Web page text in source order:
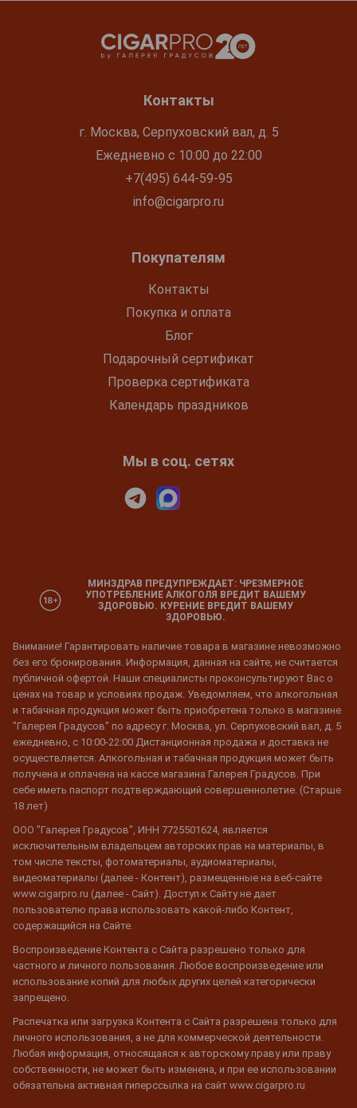
Контакты
г. Москва, Серпуховский вал, д. 5
Ежедневно с 10:00 до 22:00
+7(495) 644-59-95
info@cigarpro.ru
Покупателям
Контакты
Покупка и оплата
Блог
Подарочный сертификат
Проверка сертификата
Календарь праздников
Мы в соц. сетях
МИНЗДРАВ ПРЕДУПРЕЖДАЕТ: ЧРЕЗМЕРНОЕ
УПОТРЕБЛЕНИЕ АЛКОГОЛЯ ВРЕДИТ ВАШЕМУ
ЗДОРОВЬЮ. КУРЕНИЕ ВРЕДИТ ВАШЕМУ
ЗДОРОВЬЮ.
Внимание! Гарантировать наличие товара в магазине невозможно
без его бронирования. Информация, данная на сайте, не считается
публичной офертой. Наши специалисты проконсультируют Вас о
ценах на товар и условиях продаж. Уведомляем, что алкогольная
и табачная продукция может быть приобретена только в магазине
"Галерея Градусов" по адресу г. Москва, ул. Серпуховский вал, д. 5
ежедневно, с 10:00-22:00 Дистанционная продажа и доставка не
осуществляется. Алкогольная и табачная продукция может быть
получена и оплачена на кассе магазина Галерея Градусов. При
себе иметь паспорт подтверждающий совершеннолетие. (Старше
18 лет)
ООО "Галерея Градусов", ИНН 7725501624, является
исключительным владельцем авторских прав на материалы, в
том числе тексты, фотоматериалы, аудиоматериалы,
видеоматериалы (далее - Контент), размещенные на веб-сайте
www.cigarpro.ru (далее - Сайт). Доступ к Сайту не дает
пользователю права использовать какой-либо Контент,
содержащийся на Сайте.
Воспроизведение Контента с Сайта разрешено только для
частного и личного пользования. Любое воспроизведение или
использование копий для любых других целей категорически
запрещено.
Распечатка или загрузка Контента с Сайта разрешена только для
личного использования, а не для коммерческой деятельности.
Любая информация, относящаяся к авторскому праву или праву
собственности, не может быть изменена, и при ее использовании
обязательна активная гиперссылка на сайт www.cigarpro.ru